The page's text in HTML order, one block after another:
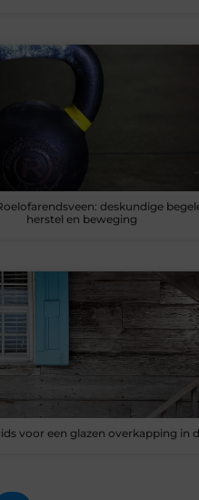
deskundige
herstel en beweging
voor een glazen overkapping in